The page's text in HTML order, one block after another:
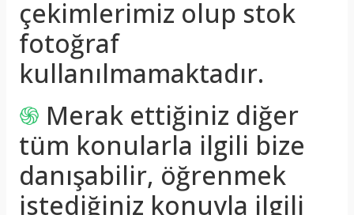
çekimlerimiz olup stok
fotoğraf
kullanılmamaktadır.
֍ Merak ettiğiniz diğer
tüm konularla ilgili bize
danışabilir, öğrenmek
istediğiniz konuyla ilgili